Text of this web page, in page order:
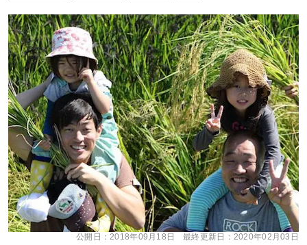
公開日：2018年09月18日 最終更新日： 2020年02月03日